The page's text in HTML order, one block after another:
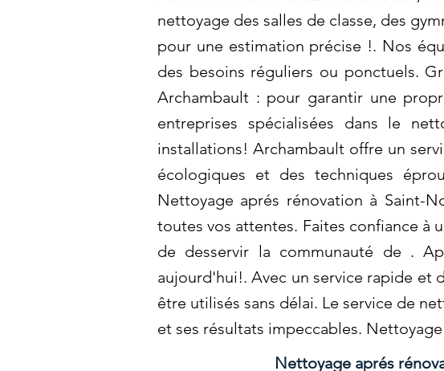
nettoyage des salles de classe, des
pour une estimation précise !. Nos
des besoins réguliers ou ponctuels.
Archambault : pour garantir une
entreprises spécialisées dans le
installations! Archambault offre un
écologiques et des techniques
Nettoyage aprés rénovation à Saint-
toutes vos attentes. Faites confiance à
de desservir la communauté de .
aujourd'hui!. Avec un service rapide et
être utilisés sans délai. Le service de
et ses résultats impeccables.
Nettoyage aprés